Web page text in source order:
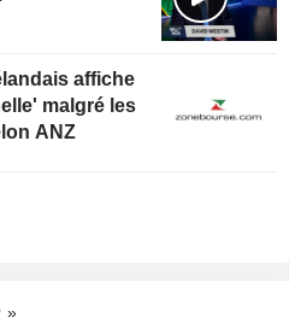
affiche
malgré les
ANZ